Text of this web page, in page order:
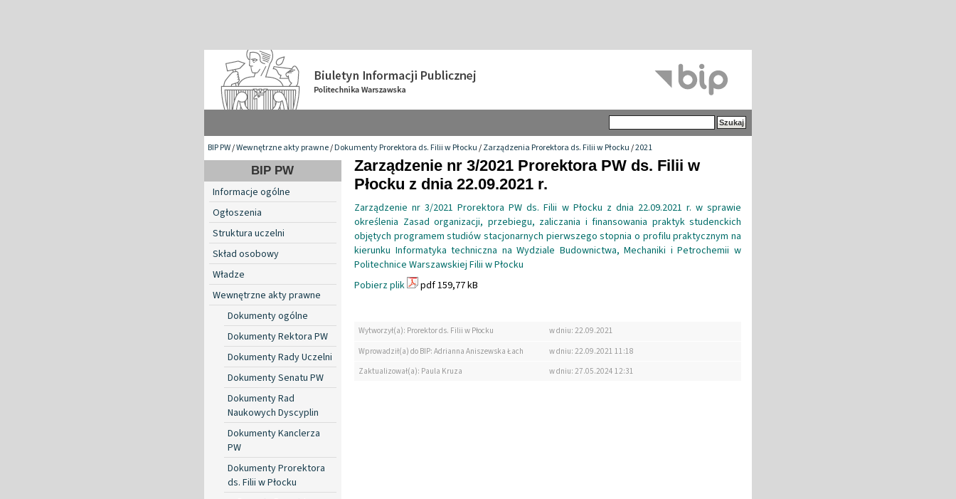
BIP PW/Wewnętrzne akty prawne/Dokumenty Prorektora ds. Filii w Płocku/Zarządzenia Prorektora ds. Filii w Płocku/2021
BIP PW
Informacje ogólne
Ogłoszenia
Struktura uczelni
Skład osobowy
Władze
Wewnętrzne akty prawne
Dokumenty ogólne
Dokumenty Rektora PW
Dokumenty Rady Uczelni
Dokumenty Senatu PW
Dokumenty Rad
Naukowych Dyscyplin
Dokumenty Kanclerza
PW
Dokumenty Prorektora
ds. Filii w Płocku
Zarządzenie nr 3/2021 Prorektora PW ds. Filii w
Płocku z dnia 22.09.2021 r.
Zarządzenie nr 3/2021 Prorektora PW ds. Filii w Płocku z dnia 22.09.2021 r. w sprawie
określenia Zasad organizacji, przebiegu, zaliczania i finansowania praktyk studenckich
objętych programem studiów stacjonarnych pierwszego stopnia o profilu praktycznym na
kierunku Informatyka techniczna na Wydziale Budownictwa, Mechaniki i Petrochemii w
Politechnice Warszawskiej Filii w Płocku
Pobierz plik
pdf 159,77 kB
Wytworzył(a): Prorektor ds. Filii w Płocku
w dniu: 22.09.2021
Wprowadził(a) do BIP: Adrianna Aniszewska Łach
w dniu: 22.09.2021 11:18
Zaktualizował(a): Paula Kruza
w dniu: 27.05.2024 12:31